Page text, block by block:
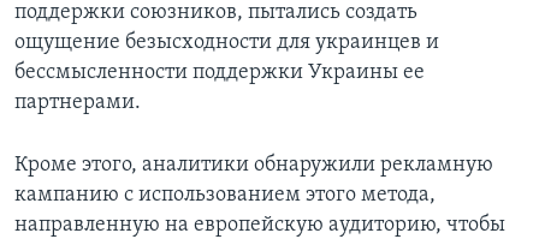
поддержки союзников, пытались создать
ощущение безысходности для украинцев и
бессмысленности поддержки Украины ее
партнерами.
Кроме этого, аналитики обнаружили рекламную
кампанию с использованием этого метода,
направленную на европейскую аудиторию, чтобы